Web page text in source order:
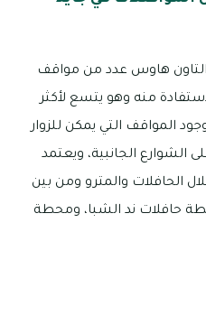
هاوس عدد من مواقف
منه وهو يتسع لأكثر
المواقف التي يمكن للزوار
الشوارع الجانبية، ويعتمد
الحافلات والمترو ومن بين
حافلات ند الشبا، ومحطة